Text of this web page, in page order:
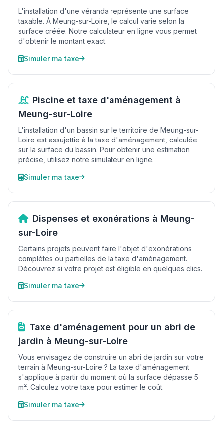
L'installation d'une véranda représente une surface
taxable. À Meung-sur-Loire, le calcul varie selon la
surface créée. Notre calculateur en ligne vous permet
d'obtenir le montant exact.
Simuler ma taxe
Piscine et taxe d'aménagement à
Meung-sur-Loire
L'installation d'un bassin sur le territoire de Meung-sur-
Loire est assujettie à la taxe d'aménagement, calculée
sur la surface du bassin. Pour obtenir une estimation
précise, utilisez notre simulateur en ligne.
Simuler ma taxe
Dispenses et exonérations à Meung-
sur-Loire
Certains projets peuvent faire l'objet d'exonérations
complètes ou partielles de la taxe d'aménagement.
Découvrez si votre projet est éligible en quelques clics.
Simuler ma taxe
Taxe d'aménagement pour un abri de
jardin à Meung-sur-Loire
Vous envisagez de construire un abri de jardin sur votre
terrain à Meung-sur-Loire ? La taxe d'aménagement
s'applique à partir du moment où la surface dépasse 5
m². Calculez votre taxe pour estimer le coût.
Simuler ma taxe